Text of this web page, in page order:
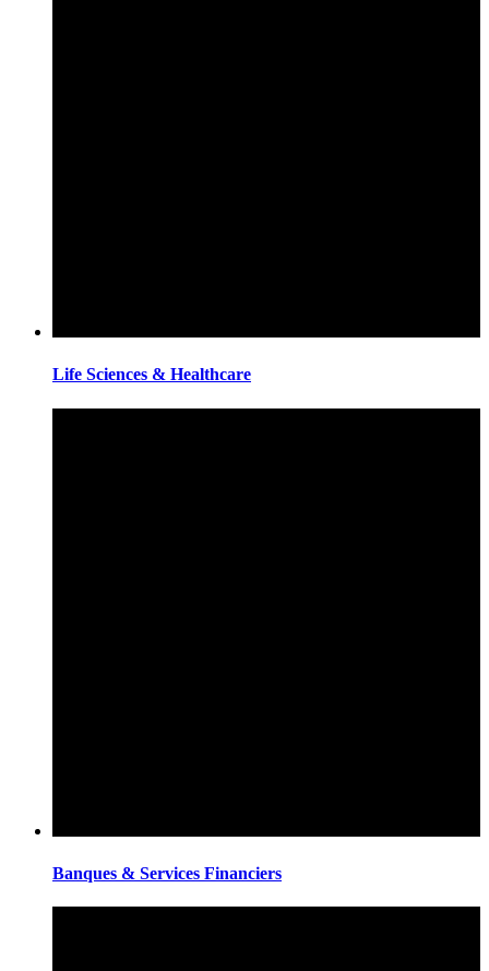
Life Sciences & Healthcare
Banques & Services Financiers